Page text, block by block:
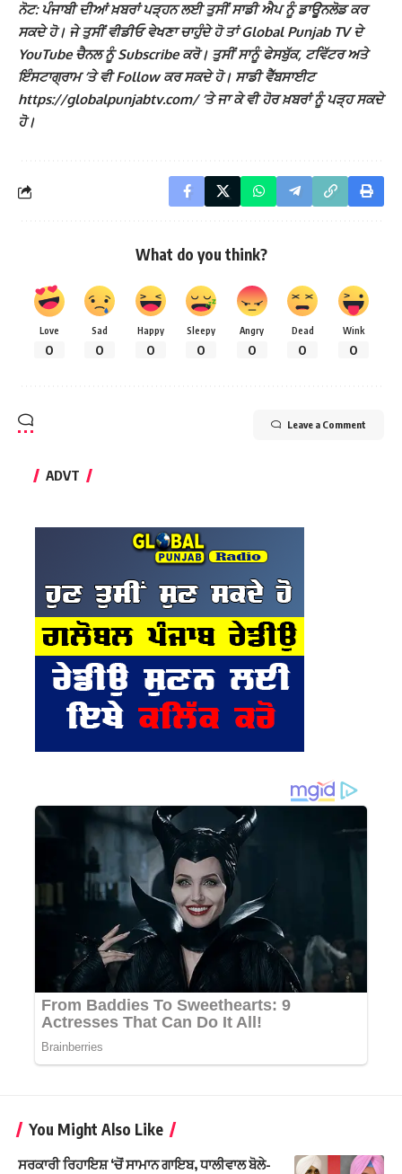
ਨੋਟ: ਪੰਜਾਬੀ ਦੀਆਂ ਖ਼ਬਰਾਂ ਪੜ੍ਹਨ ਲਈ ਤੁਸੀਂ ਸਾਡੀ ਐਪ ਨੂੰ ਡਾਊਨਲੋਡ ਕਰ
ਸਕਦੇ ਹੋ। ਜੇ ਤੁਸੀਂ ਵੀਡੀਓ ਵੇਖਣਾ ਚਾਹੁੰਦੇ ਹੋ ਤਾਂ Global Punjab TV ਦੇ
YouTube ਚੈਨਲ ਨੂੰ Subscribe ਕਰੋ। ਤੁਸੀਂ ਸਾਨੂੰ ਫੇਸਬੁੱਕ, ਟਵਿੱਟਰ ਅਤੇ
ਇੰਸਟਾਗ੍ਰਾਮ ‘ਤੇ ਵੀ Follow ਕਰ ਸਕਦੇ ਹੋ। ਸਾਡੀ ਵੈੱਬਸਾਈਟ
https://globalpunjabtv.com/ ‘ਤੇ ਜਾ ਕੇ ਵੀ ਹੋਰ ਖ਼ਬਰਾਂ ਨੂੰ ਪੜ੍ਹ ਸਕਦੇ
ਹੋ।
What do you think?
Love
0
Sad
0
Happy
0
Sleepy
0
Angry
0
Dead
0
Wink
0
Leave a Comment
ADVT
You Might Also Like
ਸਰਕਾਰੀ ਰਿਹਾਇਸ਼ ‘ਚੋਂ ਸਾਮਾਨ ਗਾਇਬ, ਧਾਲੀਵਾਲ ਬੋਲੇ-